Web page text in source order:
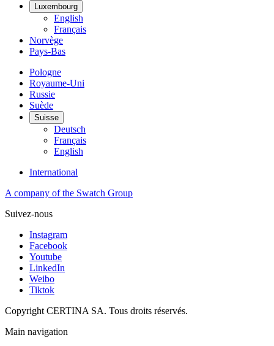
Luxembourg
English
Français
Norvège
Pays-Bas
Pologne
Royaume-Uni
Russie
Suède
Suisse
Deutsch
Français
English
International
A company of the Swatch Group
Suivez-nous
Instagram
Facebook
Youtube
LinkedIn
Weibo
Tiktok
Copyright CERTINA SA. Tous droits réservés.
Main navigation